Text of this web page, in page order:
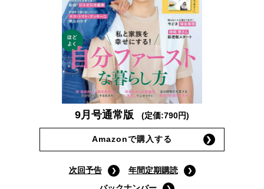
9月号通常版 (定価:790円)
Amazonで購入する
次回予告
年間定期購読